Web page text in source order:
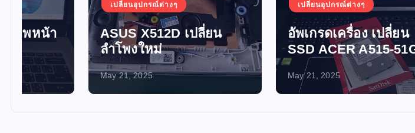
เปลี่ยนอุปกรณ์ต่างๆ
ASUS X512D เปลี่ยน
ลำโพงใหม่
May 21, 2025
เปลี่ยนอุปกรณ์ต่างๆ
อัพเกรดเครื่อง เปลี่ยน
SSD ACER A515-51G
May 21, 2025